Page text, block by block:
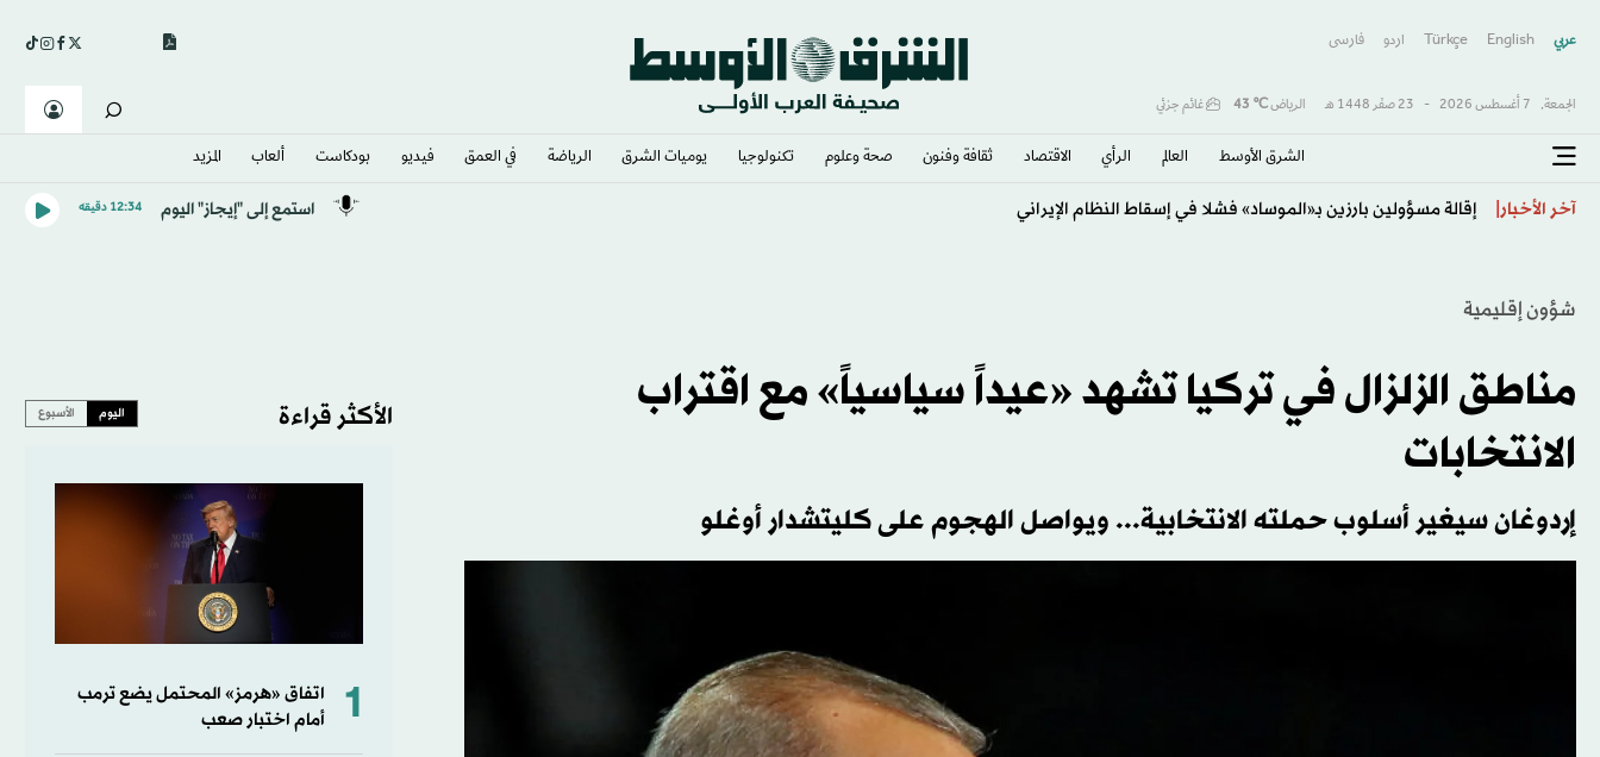
عربي English
Türkçe اردو فارسى
الجمعة, 7 أغسطس 2026 - 23 صفَر 1448 هـ الرياض℃
43 غائم جزئي
الشرق الأوسط​ العالم الرأي الاقتصاد ثقافة وفنون صحة وعلوم تكنولوجيا يوميات الشرق​ الرياضة في العمق فيديو بودكاست ألعاب المزيد
آخر الأخبار إقالة مسؤولين بارزين بـ«الموساد» فشلا في إسقاط النظام الإيراني استمع إلى "إيجاز" اليوم 12:34 دقيقه
شؤون إقليمية
مناطق الزلزال في تركيا تشهد «عيداً سياسياً» مع اقتراب
الانتخابات
إردوغان سيغير أسلوب حملته الانتخابية... ويواصل الهجوم على كليتشدار أوغلو
الأكثر قراءة اليوم الأسبوع
1
اتفاق «هرمز» المحتمل يضع ترمب
أمام اختبار صعب